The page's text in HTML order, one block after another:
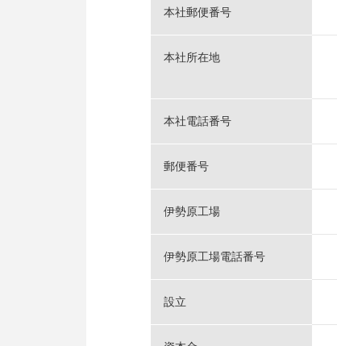
本社郵便番号
本社所在地
本社電話番号
郵便番号
伊勢原工場
伊勢原工場電話番号
設立